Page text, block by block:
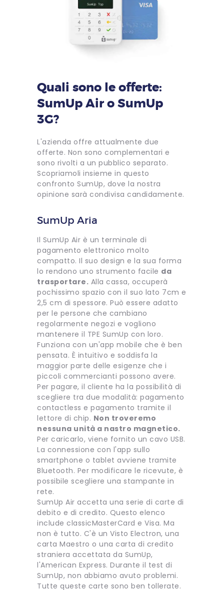
Quali sono le offerte:
SumUp Air o SumUp
3G?
L'azienda offre attualmente due
offerte. Non sono complementari e
sono rivolti a un pubblico separato.
Scopriamoli insieme in questo
confronto SumUp, dove la nostra
opinione sarà condivisa candidamente.
SumUp Aria
Il SumUp Air è un terminale di
pagamento elettronico molto
compatto. Il suo design e la sua forma
lo rendono uno strumento facile da
trasportare. Alla cassa, occuperà
pochissimo spazio con il suo lato 7cm e
2,5 cm di spessore. Può essere adatto
per le persone che cambiano
regolarmente negozi e vogliono
mantenere il TPE SumUp con loro.
Funziona con un'app mobile che è ben
pensata. È intuitivo e soddisfa la
maggior parte delle esigenze che i
piccoli commercianti possono avere.
Per pagare, il cliente ha la possibilità di
scegliere tra due modalità: pagamento
contactless e pagamento tramite il
lettore di chip. Non troveremo
nessuna unità a nastro magnetico.
Per caricarlo, viene fornito un cavo USB.
La connessione con l'app sullo
smartphone o tablet avviene tramite
Bluetooth. Per modificare le ricevute, è
possibile scegliere una stampante in
rete.
SumUp Air accetta una serie di carte di
debito e di credito. Questo elenco
include classicMasterCard e Visa. Ma
non è tutto. C'è un Visto Electron, una
carta Maestro o una carta di credito
straniera accettata da SumUp,
l'American Express. Durante il test di
SumUp, non abbiamo avuto problemi.
Tutte queste carte sono ben tollerate.